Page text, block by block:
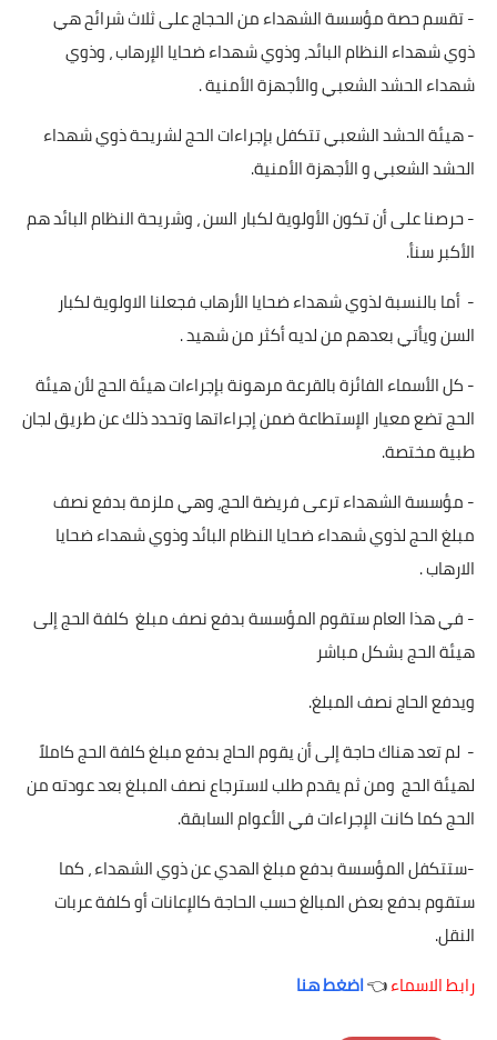
- تقسم حصة مؤسسة الشهداء من الحجاج على ثلاث شرائح هي
ذوي شهداء النظام البائد، وذوي شهداء ضحايا الإرهاب ، وذوي
شهداء الحشد الشعبي والأجهزة الأمنية .
- هيئة الحشد الشعبي تتكفل بإجراءات الحج لشريحة ذوي شهداء
الحشد الشعبي و الأجهزة الأمنية.
- حرصنا على أن تكون الأولوية لكبار السن ، وشريحة النظام البائد هم
الأكبر سنأ.
- أما بالنسبة لذوي شهداء ضحايا الأرهاب فجعلنا الاولوية لكبار
السن ويأتي بعدهم من لديه أكثر من شهيد .
- كل الأسماء الفائزة بالقرعة مرهونة بإجراءات هيئة الحج لأن هيئة
الحج تضع معيار الإستطاعة ضمن إجراءاتها وتحدد ذلك عن طريق لجان
طبية مختصة.
- مؤسسة الشهداء ترعى فريضة الحج، وهي ملزمة بدفع نصف
مبلغ الحج لذوي شهداء ضحايا النظام البائد وذوي شهداء ضحايا
الارهاب .
- في هذا العام ستقوم المؤسسة بدفع نصف مبلغ كلفة الحج إلى
هيئة الحج بشكل مباشر
ويدفع الحاج نصف المبلغ.
- لم تعد هناك حاجة إلى أن يقوم الحاج بدفع مبلغ كلفة الحج كاملاً
لهيئة الحج ومن ثم يقدم طلب لاسترجاع نصف المبلغ بعد عودته من
الحج كما كانت الإجراءات في الأعوام السابقة.
-ستتكفل المؤسسة بدفع مبلغ الهدي عن ذوي الشهداء ، كما
ستقوم بدفع بعض المبالغ حسب الحاجة كالإعانات أو كلفة عربات
النقل.
رابط الاسماء👈اضغط هنا